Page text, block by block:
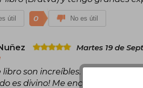
útil 0 No es útil
Martes 19 de
son increíbles. Tiene bordes
es divino! Me encanta. De